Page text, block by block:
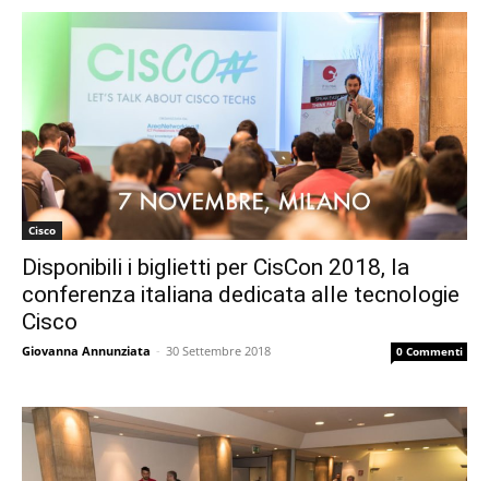
Cisco
Disponibili i biglietti per CisCon 2018, la
conferenza italiana dedicata alle tecnologie
Cisco
Giovanna Annunziata - 30 Settembre 2018 0 Commenti